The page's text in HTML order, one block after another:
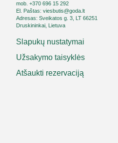
mob. +370 696 15 292
El. Paštas: viesbutis@goda.lt
Adresas: Sveikatos g. 3, LT 66251
Druskininkai, Lietuva
Slapukų nustatymai
Užsakymo taisyklės
Atšaukti rezervaciją